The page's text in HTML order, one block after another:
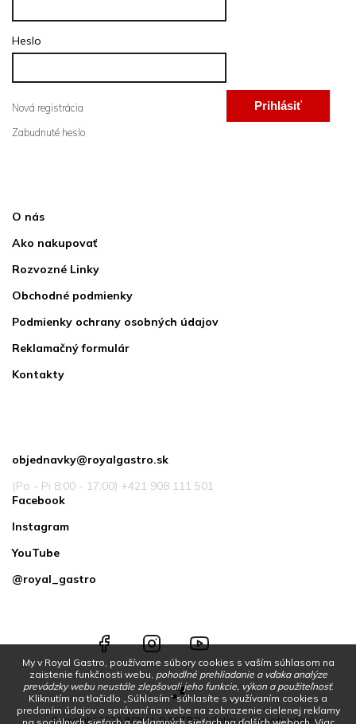
My v Royal Gastro, používame súbory cookies s vaším súhlasom na
zaistenie funkčnosti webu, pohodlné prehliadanie a vďaka analýze
prevádzky webu neustále zlepšovali jeho funkcie, výkon a použiteľnosť.
Kliknutím na tlačidlo „Súhlasím“ súhlasíte s využívaním cookies a
predaním údajov o správaní na webe na zobrazenie cielenej reklamy
Heslo
Prihlásiť
Nová registrácia
Zabudnuté heslo
O nás
Ako nakupovať
Rozvozné Linky
Obchodné podmienky
Podmienky ochrany osobných údajov
Reklamačný formulár
Kontakty
objednavky@royalgastro.sk
(Po - Pi 8:00 - 17:00) +421 908 111 501
Facebook
Instagram
YouTube
@royal_gastro
Copyright 2026 ROYAL GASTRO. Všetky práva vyhradené.
FacebookInstagramYouTube